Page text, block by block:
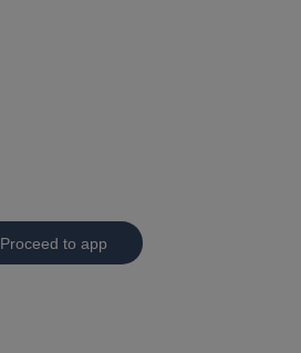
Proceed to app